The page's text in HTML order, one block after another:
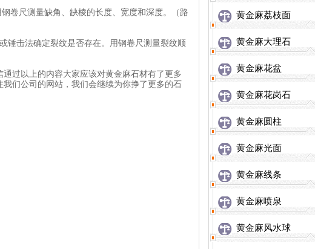
卷尺测量缺角、缺棱的长度、宽度和深度。（路
锤击法确定裂纹是否存在。用钢卷尺测量裂纹顺
过以上的内容大家应该对黄金麻石材有了更多
们公司的网站，我们会继续为你挣了更多的石
黄金麻荔枝面
黄金麻大理石
黄金麻花盆
黄金麻花岗石
黄金麻圆柱
黄金麻光面
黄金麻线条
黄金麻喷泉
黄金麻风水球